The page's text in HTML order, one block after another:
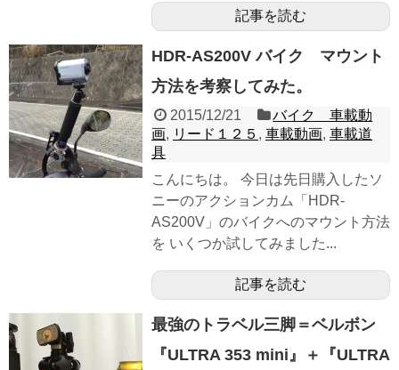
記事を読む
HDR-AS200V バイク マウント
方法を考察してみた。
2015/12/21
バイク 車載動
画, リード１２５ , 車載動画, 車載道
具
こんにちは。 今日は先日購入したソ
ニーのアクションカム「HDR-
AS200V」のバイクへのマウント方法
を いくつか試してみました...
記事を読む
最強のトラベル三脚＝ベルボン
『ULTRA 353 mini』＋『ULTRA